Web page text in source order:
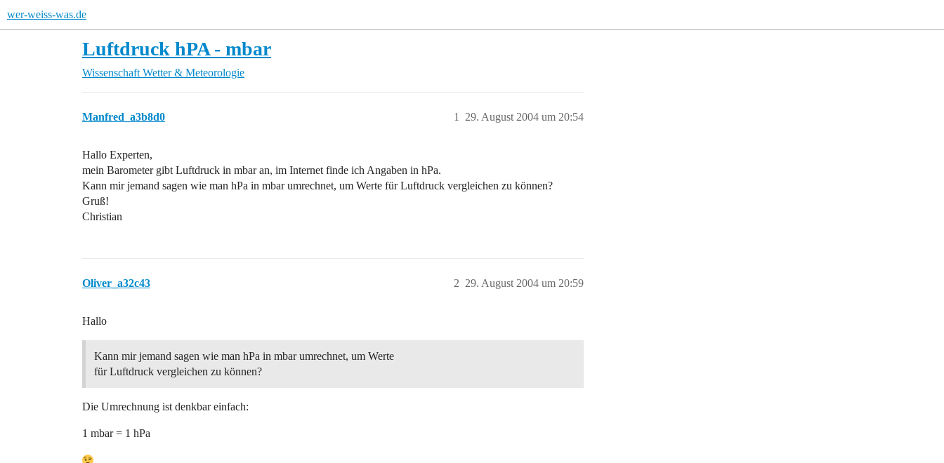
wer-weiss-was.de
Luftdruck hPA - mbar
Wissenschaft Wetter & Meteorologie
Manfred_a3b8d0 29. August 2004 um 20:54
1
Hallo Experten,
mein Barometer gibt Luftdruck in mbar an, im Internet finde ich Angaben in hPa.
Kann mir jemand sagen wie man hPa in mbar umrechnet, um Werte für Luftdruck vergleichen zu können?
Gruß!
Christian
Oliver_a32c43 29. August 2004 um 20:59
2
Hallo
Kann mir jemand sagen wie man hPa in mbar umrechnet, um Werte
für Luftdruck vergleichen zu können?
Die Umrechnung ist denkbar einfach:
1 mbar = 1 hPa